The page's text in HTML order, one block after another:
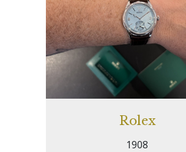
Rolex
1908